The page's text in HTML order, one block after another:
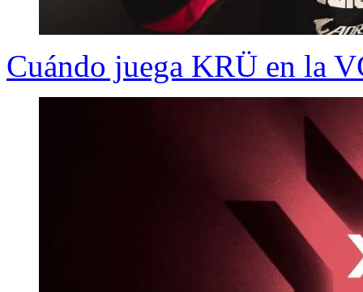
Cuándo juega KRÜ en la